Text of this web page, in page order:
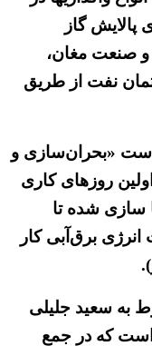
پالایش گاز
و صنعت مغان،
نفت از طریق
«بحران‌سازی و
روزهای کاری
سازی شده تا
مگاوات انرژی برق‌آبی کار
به سعید جلیلی
است که در جمع